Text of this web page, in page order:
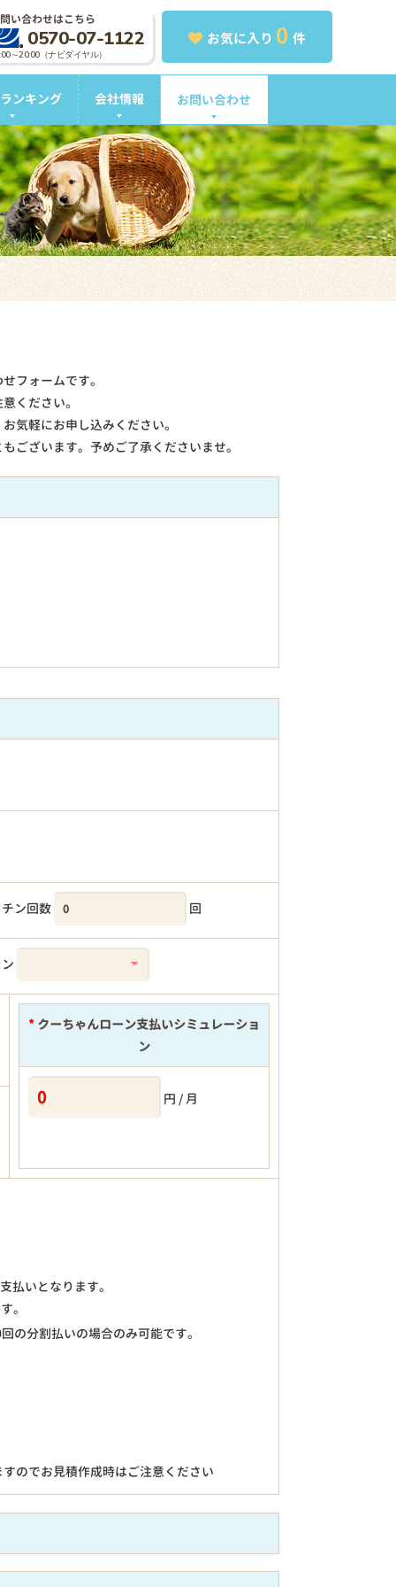
お気に入り 0 件
い合わせはこちら
0570-07-1122
～20:00（ナビダイヤル）
ンキング 会社情報 お問い合わせ
フォームです。
ください。
気軽にお申し込みください。
ございます。予めご了承くださいませ。
ン回数 回
* クーちゃんローン支払いシミュレーショ
ン
円 / 月
払いとなります。
。
の分割払いの場合のみ可能です。
のでお見積作成時はご注意ください